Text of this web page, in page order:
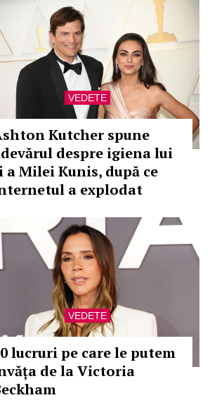
VEDETE
Kutcher spune
despre igiena lui
a Milei Kunis, după ce
a explodat
VEDETE
lucruri pe care le putem
de la Victoria